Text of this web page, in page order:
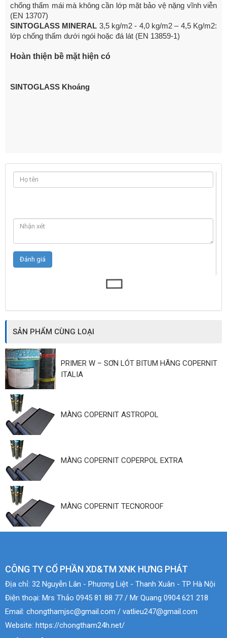
chống thấm mái mà không cần lớp mặt bảo vệ nặng vĩnh viễn
(EN 13707)
SINTOGLASS MINERAL 3,5 kg/m2 - 4,0 kg/m2 – 4,5 Kg/m2:
lớp chống thấm dưới ngói hoặc đá lát (EN 13859-1)
Hoàn thiện bề mặt hiện có
SINTOGLASS Khoáng
SẢN PHẨM CÙNG LOẠI
PRIMER W – SƠN LÓT BITUM HÃNG COPERNIT
ITALIA
MÀNG COPERNIT ASTROPOL
MÀNG COPERNIT COPERPOL EXTRA
MÀNG COPERNIT TECNOROOF
CÔNG TY CỔ PHẦN XD&TM XNK HƯNG PHÁT
Địa chỉ: 32 Nguyễn Lân - Phương Liệt - Thanh Xuân - TP Hà Nội
Điện thoại: Mrs Thảo 0945 81 88 77 / Mr Quang 0904 621 218
Email: chongthamjsc@gmail.com / vatlieu247@gmail.com
Website: https://chongtham24h.net/